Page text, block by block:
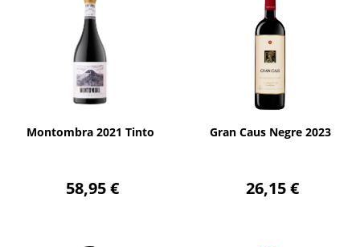
Montombra 2021 Tinto
58,95 €
AÑADIR
Gran Caus Negre 2023
26,15 €
AÑADIR